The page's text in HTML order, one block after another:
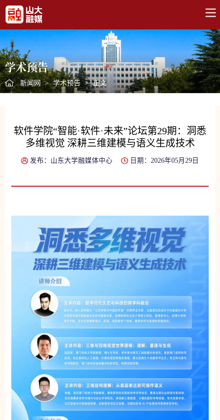
学术预告
新闻网 > 学术预告 > 正文
软件学院“智能·软件·未来”论坛第29期：洞悉
多维视觉 深耕三维建模与语义生成技术
发布：山东大学融媒体中心 日期：2026年05月29日